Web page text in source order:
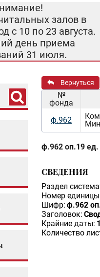
залов в
с 10 по 23 августа.
день приема
31 июля.
Вернуться
№
фонда
ф.962
ф.962 оп.19 ед.
СВЕДЕНИЯ
Раздел
Номер единицы
Шифр: ф.962
Заголовок:
Крайние даты:
Количество